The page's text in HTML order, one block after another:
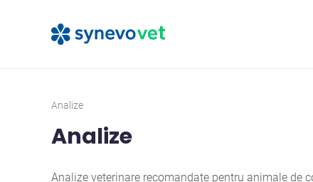
Analize
Analize
Analize veterinare recomandate pentru animale de